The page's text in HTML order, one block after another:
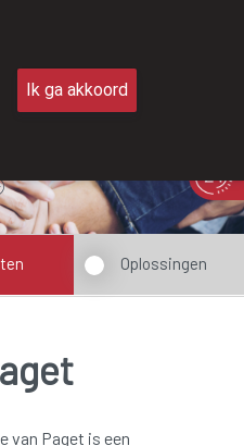
Oplossingen
van Paget is een
Ik ga akkoord